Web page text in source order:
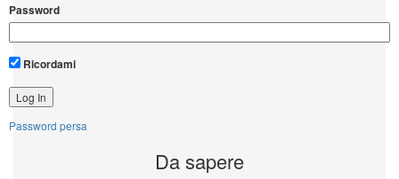
Password
Ricordami
Password persa
Da sapere